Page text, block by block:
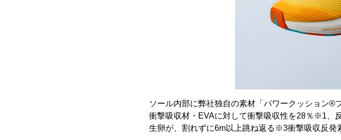
ソール内部に弊社独自の素材「パワークッション®️
衝撃吸収材・EVAに対して衝撃吸収性を28％※1、
生卵が、割れずに6m以上跳ね返る※3衝撃吸収反発